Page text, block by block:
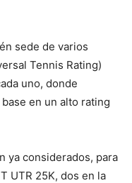
sede de varios
Tennis Rating)
uno, donde
en un alto rating
ya considerados, para
UTR 25K, dos en la